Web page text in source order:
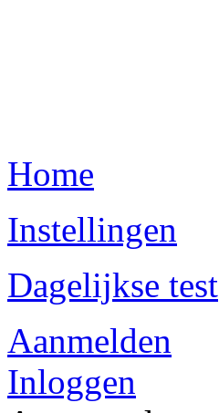
Home
Instellingen
Dagelijkse test
Aanmelden
Inloggen